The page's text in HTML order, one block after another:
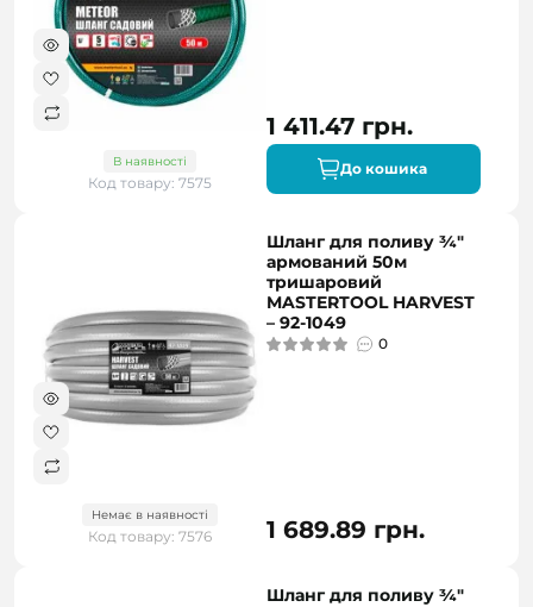
В наявності
Код товару: 7575
1 411.47 грн.
До кошика
Немає в наявності
Код товару: 7576
Шланг для поливу ¾"
армований 50м
тришаровий
MASTERTOOL HARVEST
– 92-1049
0
1 689.89 грн.
Шланг для поливу ¾"